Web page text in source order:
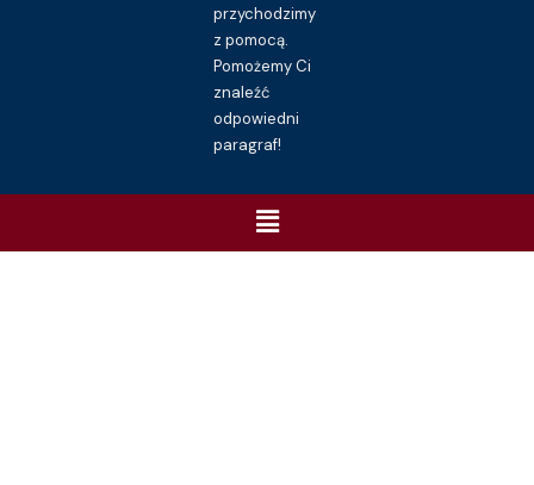
przychodzimy
z pomocą.
Pomożemy Ci
znaleźć
odpowiedni
paragraf!
Menu